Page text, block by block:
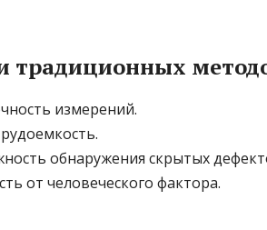
традиционных
измерений.
обнаружения скрытых
от человеческого фактора.